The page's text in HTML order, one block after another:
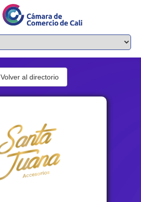
Volver al directorio